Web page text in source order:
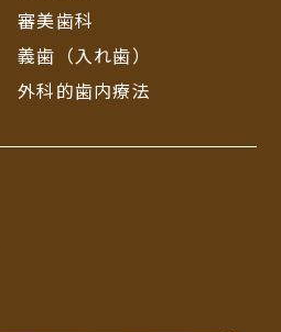
審美歯科
義歯（入れ歯）
外科的歯内療法